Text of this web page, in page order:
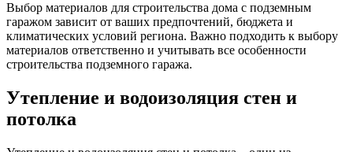
Выбор материалов для строительства дома с подземным
гаражом зависит от ваших предпочтений, бюджета и
климатических условий региона. Важно подходить к выбору
материалов ответственно и учитывать все особенности
строительства подземного гаража.
Утепление и водоизоляция стен и
потолка